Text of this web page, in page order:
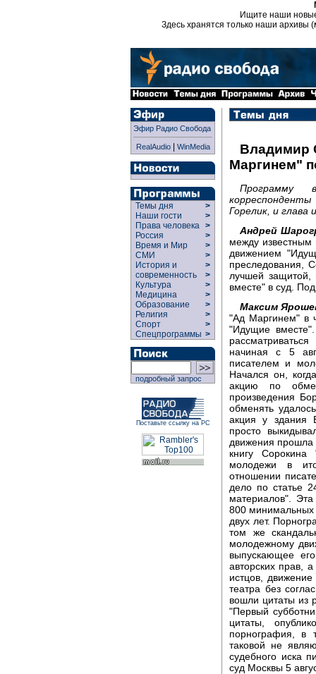
Ищите наши
Здесь хранятся только наши архивы
Эфир Радио Свобода
RealAudio| WinMedia
Темы дня
>
Наши гости
>
Права человека >
Россия
>
Время и Мир
>
СМИ
>
История и
современность
>
>
Культура
>
Медицина
>
Образование
>
Религия
>
Спорт
>
Спецпрограммы >
подробный запрос
Поставьте ссылку на РС
Владимир
Маргинем"
Программу
Горелик, и глава
Андрей
между
движением
преследования,
лучшей
вместе" в суд.
Максим
"Ад Маргинем" в
"Идущие
начиная с 5
писателем и
Начался он,
акцию по
произведения
обменять
акция у здания
просто
движения прошла
книгу
молодежи в
отношении
дело по статье
материалов".
800 минимальных
двух лет.
том же
молодежному
выпускающее
авторских прав,
истцов,
театра без
вошли цитаты из
"Первый
цитаты,
порнография, в
таковой не
судебного иска
суд Москвы 5